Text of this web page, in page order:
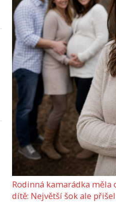
Rodinná kamarádka měla
dítě: Největší šok ale